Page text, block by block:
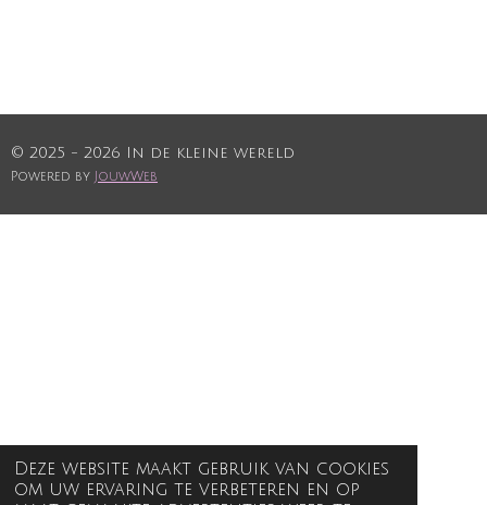
Deze website maakt gebruik van cookies
om uw ervaring te verbeteren en op
© 2025 - 2026 In de kleine wereld
Powered by JouwWeb